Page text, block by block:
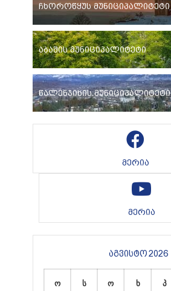
ჩხოროწყუს მუნიციპალიტეტი
აბაშის მუნიციპალიტეტი
წალენჯიხის მუნიციპალიტეტი
მერია
მერია
აგვისტო 2026
ო ს ო ხ პ